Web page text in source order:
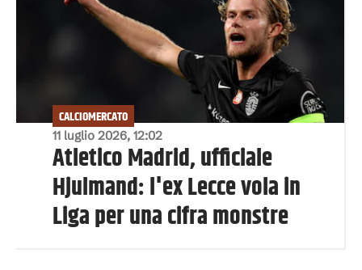
11 luglio 2026, 12:02
CALCIOMERCATO
Atletico Madrid, ufficiale
Hjulmand: l'ex Lecce vola in
Liga per una cifra monstre